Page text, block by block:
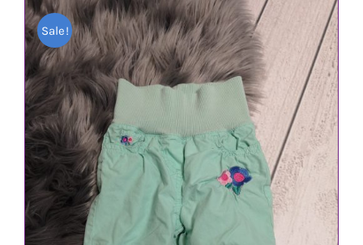
IN DEN WARENKORB DETAILS
war:
2,80 €
ist:
2,00 €.
Sale!